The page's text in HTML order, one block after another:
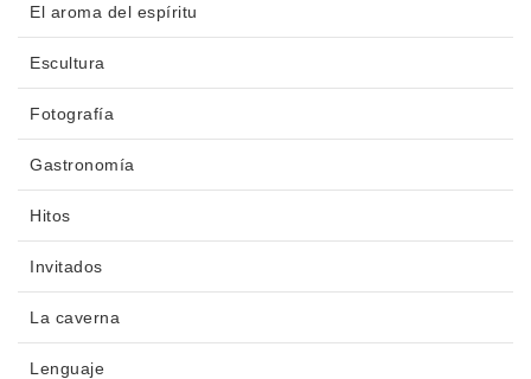
El aroma del espíritu
Escultura
Fotografía
Gastronomía
Hitos
Invitados
La caverna
Lenguaje